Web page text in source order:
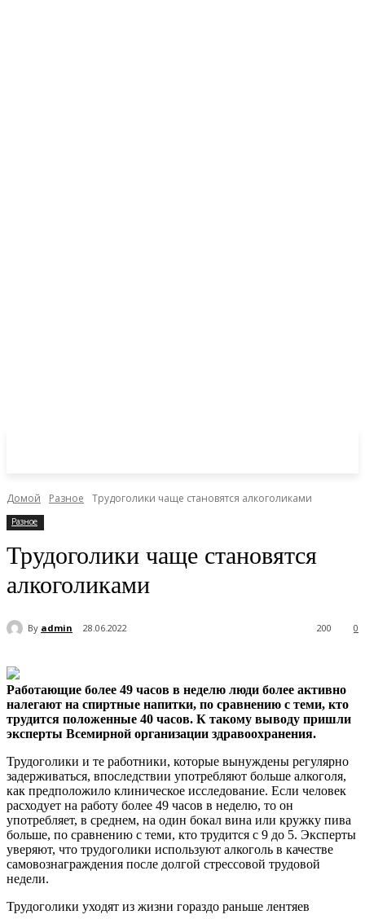
Домой Разное Трудоголики чаще становятся алкоголиками
Разное
Трудоголики чаще становятся
алкоголиками
By admin 28.06.2022 0
200
Работающие более 49 часов в неделю люди более активно
налегают на спиртные напитки, по сравнению с теми, кто
трудится положенные 40 часов. К такому выводу пришли
эксперты Всемирной организации здравоохранения.
Трудоголики и те работники, которые вынуждены регулярно
задерживаться, впоследствии употребляют больше алкоголя,
как предположило клиническое исследование. Если человек
расходует на работу более 49 часов в неделю, то он
употребляет, в среднем, на один бокал вина или кружку пива
больше, по сравнению с теми, кто трудится с 9 до 5. Эксперты
уверяют, что трудоголики используют алкоголь в качестве
самовознаграждения после долгой стрессовой трудовой
недели.
Трудоголики уходят из жизни гораздо раньше лентяев